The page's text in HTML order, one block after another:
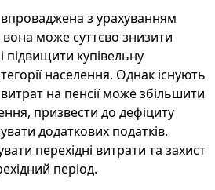
з урахуванням
вона може суттєво знизити
і підвищити купівельну
населення. Однак існують
на пенсії може збільшити
призвести до дефіциту
додаткових податків.
перехідні витрати та захист
період.